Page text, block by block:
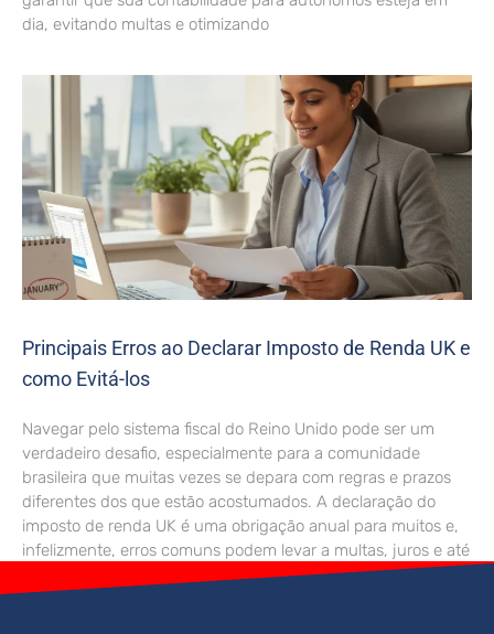
dia, evitando multas e otimizando
Principais Erros ao Declarar Imposto de Renda UK e
como Evitá-los
Navegar pelo sistema fiscal do Reino Unido pode ser um
verdadeiro desafio, especialmente para a comunidade
brasileira que muitas vezes se depara com regras e prazos
diferentes dos que estão acostumados. A declaração do
imposto de renda UK é uma obrigação anual para muitos e,
infelizmente, erros comuns podem levar a multas, juros e até